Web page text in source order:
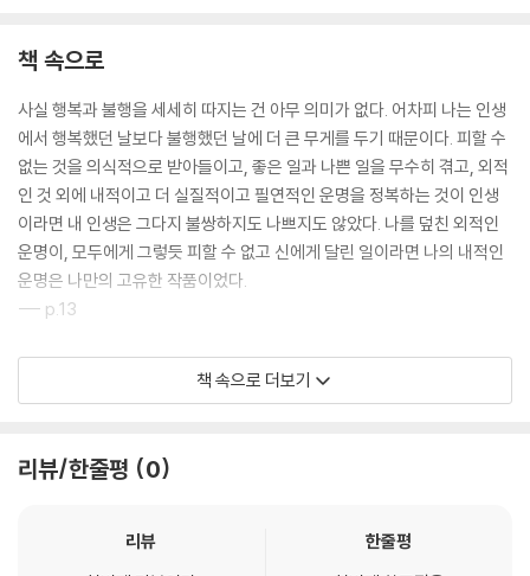
책 속으로
사실 행복과 불행을 세세히 따지는 건 아무 의미가 없다. 어차피 나는 인생
에서 행복했던 날보다 불행했던 날에 더 큰 무게를 두기 때문이다. 피할 수
없는 것을 의식적으로 받아들이고, 좋은 일과 나쁜 일을 무수히 겪고, 외적
인 것 외에 내적이고 더 실질적이고 필연적인 운명을 정복하는 것이 인생
이라면 내 인생은 그다지 불쌍하지도 나쁘지도 않았다. 나를 덮친 외적인
운명이, 모두에게 그렇듯 피할 수 없고 신에게 달린 일이라면 나의 내적인
운명은 나만의 고유한 작품이었다.
--- p.13
모두가 피곤한 시간, 잔잔한 바람 소리와 벽지 뒤로 흘러내리는 미세한 먼
지 소리까지 크게 들리는 시간이 되고, 모든 감각이 곤두선다. 그리고 잠이
소리가 들리고, 일정하면서도 혼란스럽게 뛰는 맥박이 감지된다.
책 속으로 더보기
리뷰/한줄평 0
리뷰
한줄평